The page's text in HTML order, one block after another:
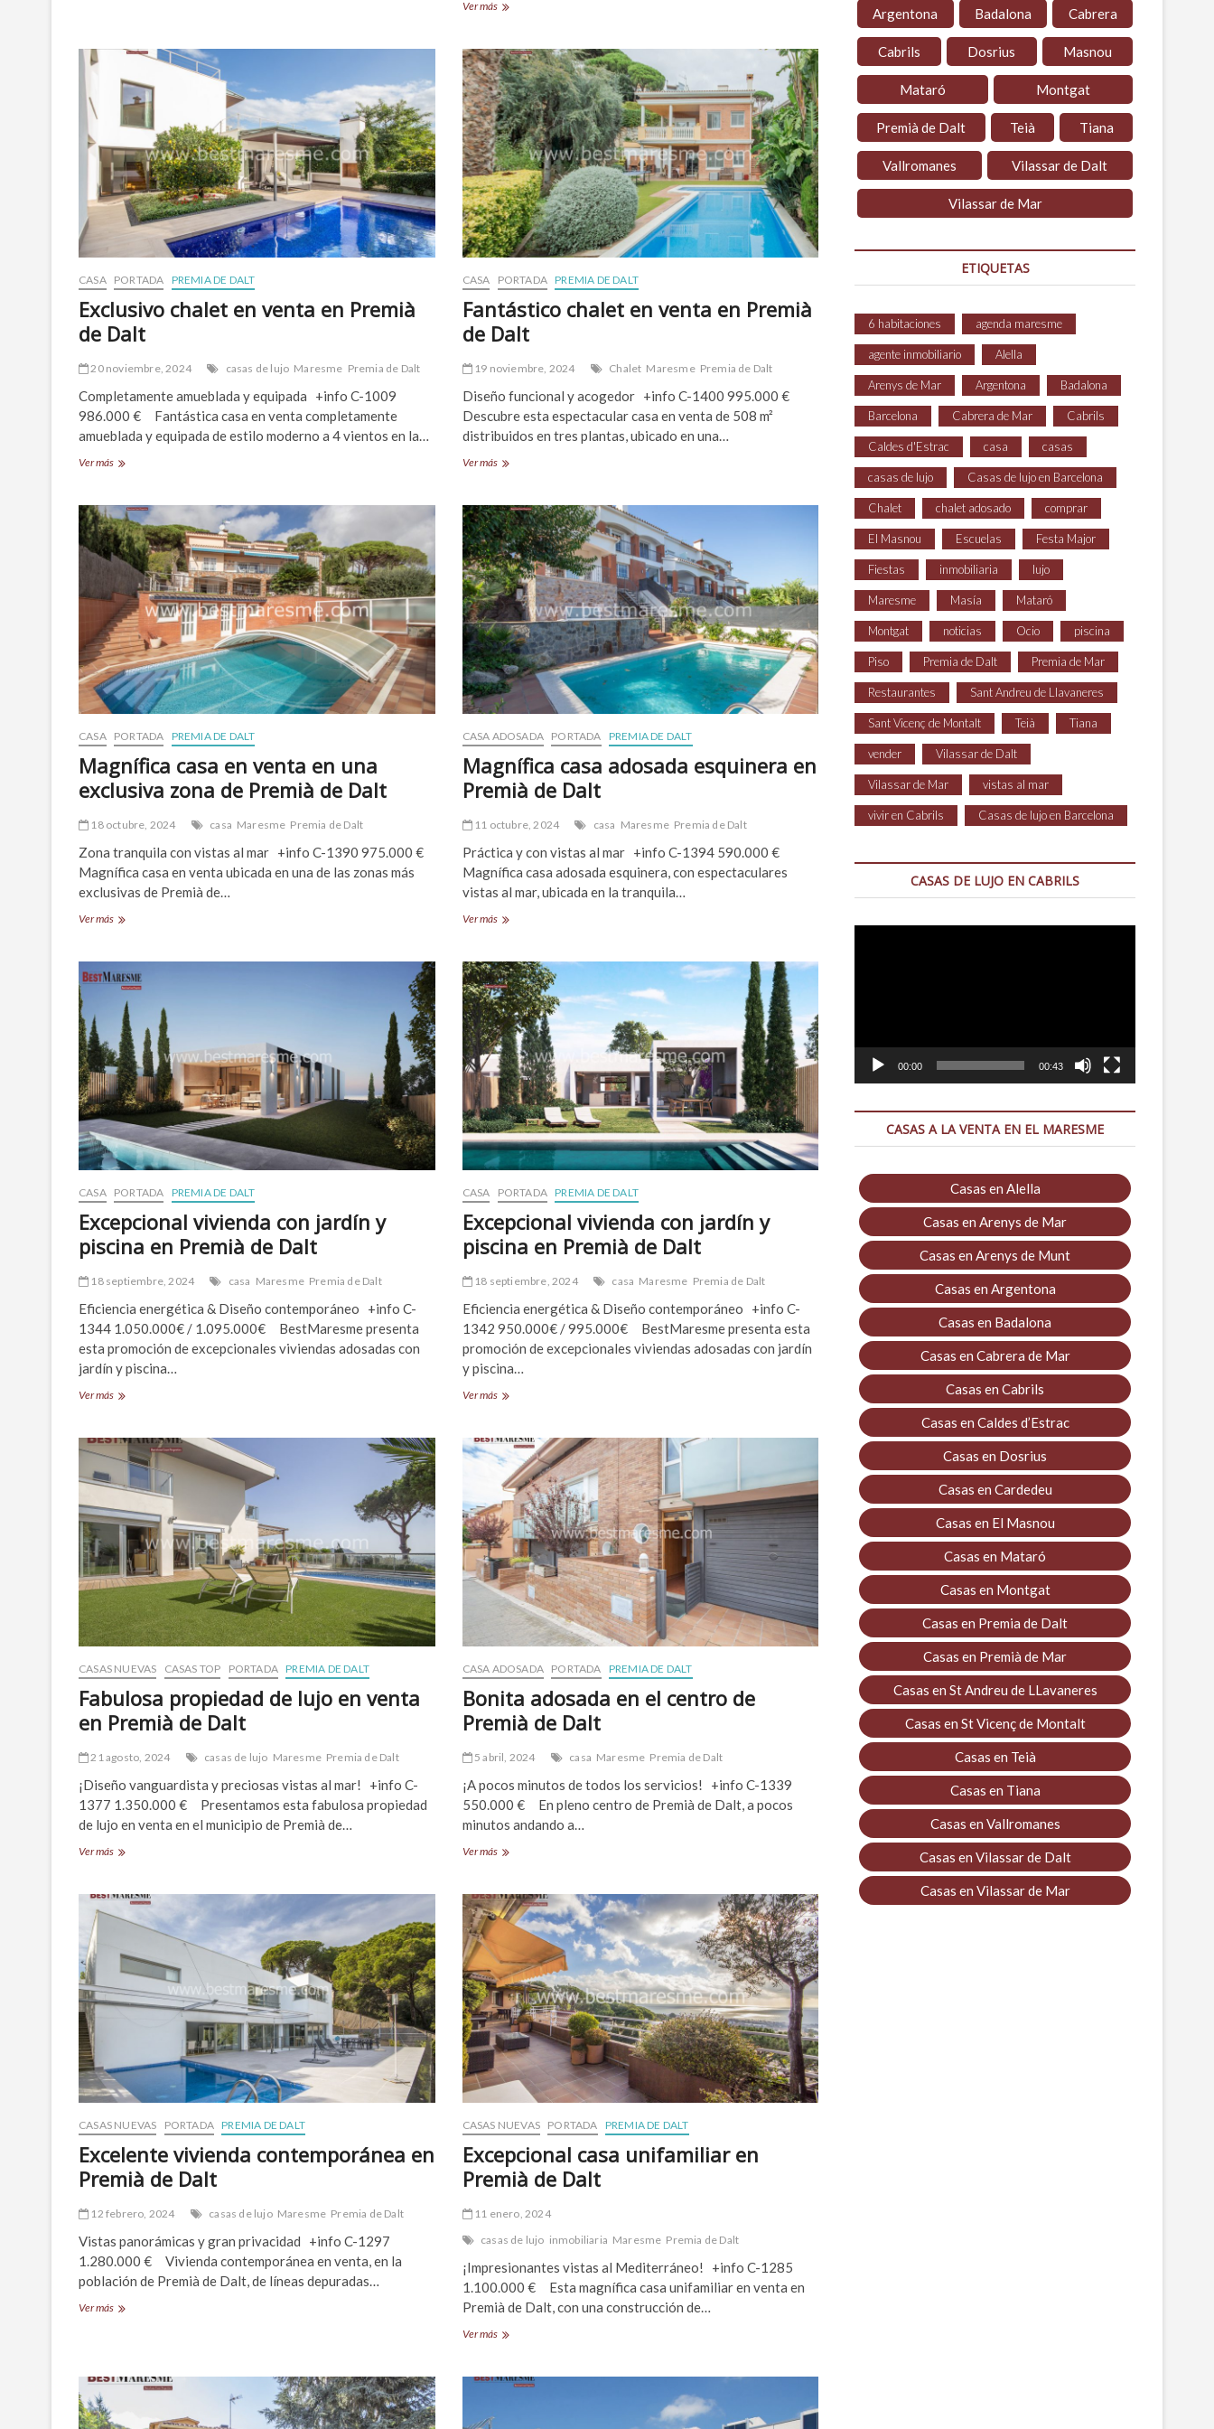
Ver másExcepcional
Premià
de
Dalt
CASA PORTADA PREMIA DE DALT
Exclusivo chalet en venta en Premià
de Dalt
20 noviembre, 2024 casas de lujo Maresme Premia de Dalt
Completamente amueblada y equipada +info C-1009
986.000 € Fantástica casa en venta completamente
amueblada y equipada de estilo moderno a 4 vientos en la…
Ver másExclusivo
venta
en
Premià
de
CASA PORTADA PREMIA DE DALT
Fantástico chalet en venta en Premià
de Dalt
19 noviembre, 2024 Chalet Maresme Premia de Dalt
Diseño funcional y acogedor +info C-1400 995.000 €
Descubre esta espectacular casa en venta de 508 m²
distribuidos en tres plantas, ubicado en una…
Ver másFantástico
venta
en
Premià
de
Dalt
CASA PORTADA PREMIA DE DALT
Magnífica casa en venta en una
exclusiva zona de Premià de Dalt
18 octubre, 2024 casa Maresme Premia de Dalt
Zona tranquila con vistas al mar +info C-1390 975.000 €
Magnífica casa en venta ubicada en una de las zonas más
exclusivas de Premià de…
Ver másMagnífica
en
una
exclusiva
zona
de
Premià
de
Dalt
CASA ADOSADA PORTADA PREMIA DE DALT
Magnífica casa adosada esquinera en
Premià de Dalt
11 octubre, 2024 casa Maresme Premia de Dalt
Práctica y con vistas al mar +info C-1394 590.000 €
Magnífica casa adosada esquinera, con espectaculares
vistas al mar, ubicada en la tranquila…
Ver másMagnífica
esquinera
en
Premià
de
Dalt
CASA PORTADA PREMIA DE DALT
Excepcional vivienda con jardín y
piscina en Premià de Dalt
18 septiembre, 2024 casa Maresme Premia de Dalt
Eficiencia energética & Diseño contemporáneo +info C-
1344 1.050.000€ / 1.095.000€ BestMaresme presenta
esta promoción de excepcionales viviendas adosadas con
jardín y piscina…
Ver másExcepcional
jardín
y
en
Premià
de
Dalt
CASA PORTADA PREMIA DE DALT
Excepcional vivienda con jardín y
piscina en Premià de Dalt
18 septiembre, 2024 casa Maresme Premia de Dalt
Eficiencia energética & Diseño contemporáneo +info C-
1342 950.000€ / 995.000€ BestMaresme presenta esta
promoción de excepcionales viviendas adosadas con jardín
y piscina…
Ver másExcepcional
jardín
y
piscina
en
Premià
de
Dalt
CASAS NUEVAS CASAS TOP PORTADA PREMIA DE DALT
Fabulosa propiedad de lujo en venta
en Premià de Dalt
21 agosto, 2024 casas de lujo Maresme Premia de Dalt
¡Diseño vanguardista y preciosas vistas al mar! +info C-
1377 1.350.000 € Presentamos esta fabulosa propiedad
de lujo en venta en el municipio de Premià de…
Ver másFabulosa
lujo
en
Premià
Dalt
CASA ADOSADA PORTADA PREMIA DE DALT
Bonita adosada en el centro de
Premià de Dalt
5 abril, 2024 casa Maresme Premia de Dalt
¡A pocos minutos de todos los servicios! +info C-1339
550.000 € En pleno centro de Premià de Dalt, a pocos
minutos andando a…
Ver másBonita
el
centro
de
Dalt
CASAS NUEVAS PORTADA PREMIA DE DALT
Excelente vivienda contemporánea en
Premià de Dalt
12 febrero, 2024 casas de lujo Maresme Premia de Dalt
Vistas panorámicas y gran privacidad +info C-1297
1.280.000 € Vivienda contemporánea en venta, en la
población de Premià de Dalt, de líneas depuradas…
Ver másExcelente
de
CASAS NUEVAS PORTADA PREMIA DE DALT
Excepcional casa unifamiliar en
Premià de Dalt
11 enero, 2024
casas de lujo inmobiliaria Maresme Premia de Dalt
¡Impresionantes vistas al Mediterráneo! +info C-1285
1.100.000 € Esta magnífica casa unifamiliar en venta en
Premià de Dalt, con una construcción de…
Ver másExcepcional
en
Argentona Badalona Cabrera
Cabrils Dosrius Masnou
Mataró Montgat
Premià de Dalt Teià Tiana
Vallromanes Vilassar de Dalt
Vilassar de Mar
ETIQUETAS
6 habitaciones agenda maresme
agente inmobiliario Alella
Arenys de Mar Argentona Badalona
Barcelona Cabrera de Mar Cabrils
Caldes d'Estrac casa casas
casas de lujo Casas de lujo en Barcelona
Chalet chalet adosado comprar
El Masnou Escuelas Festa Major
Fiestas inmobiliaria lujo
Maresme Masía Mataró
Montgat noticias Ocio piscina
Piso Premia de Dalt Premia de Mar
Restaurantes Sant Andreu de Llavaneres
Sant Vicenç de Montalt Teià Tiana
vender Vilassar de Dalt
Vilassar de Mar vistas al mar
vivir en Cabrils Casas de lujo en Barcelona
CASAS DE LUJO EN CABRILS
00:00 00:43
CASAS A LA VENTA EN EL MARESME
Casas en Alella
Casas en Arenys de Mar
Casas en Arenys de Munt
Casas en Argentona
Casas en Badalona
Casas en Cabrera de Mar
Casas en Cabrils
Casas en Caldes d’Estrac
Casas en Dosrius
Casas en Cardedeu
Casas en El Masnou
Casas en Mataró
Casas en Montgat
Casas en Premia de Dalt
Casas en Premià de Mar
Casas en St Andreu de LLavaneres
Casas en St Vicenç de Montalt
Casas en Teià
Casas en Tiana
Casas en Vallromanes
Casas en Vilassar de Dalt
Casas en Vilassar de Mar